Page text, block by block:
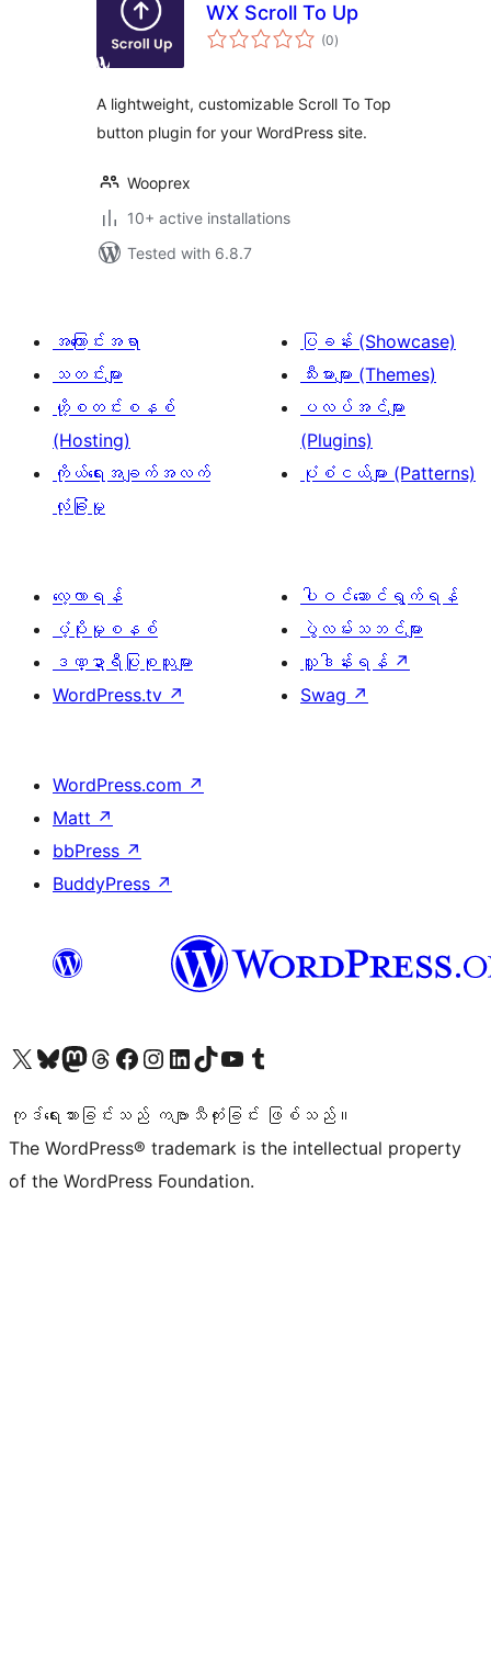
WX Scroll To Up
(0total
ratings
)
A lightweight, customizable Scroll To Top
button plugin for your WordPress site.
Wooprex
10+ active installations
Tested with 6.8.7
အကြောင်းအရာ
သတင်းများ
ဟို့စတင်းစနစ်
(Hosting)
ကိုယ်ရေးအချက်အလက်
လုံခြုံမှု
ပြခန်း (Showcase)
သီးမားများ (Themes)
ပလပ်အင်များ
(Plugins)
ပုံစံငယ်များ (Patterns)
လေ့လာရန်
ပံ့ပိုးမှုစနစ်
ဒဏ္ဍာရီပြုစုသူများ
WordPress.tv ↗
ပါဝင်ဆောင်ရွက်ရန်
ပွဲလမ်းသဘင်များ
လှူဒါန်းရန် ↗
Swag ↗
WordPress.com ↗
Matt ↗
bbPress ↗
BuddyPress ↗
ကျွန်ုပ်တို့၏ X (ယခင် Twitter) အကောင့်သို့ သွားရောက်ကြည့်ရှုပါကျွန်ုပ်တို့၏ Bluesky အကောင့်သို့ ဝင်ရောက်ကြည့်ရှုရန်
ကျွန်ုပ်တို့၏ Mastodon အကောင့်သို့ သွားရောက်ကြည့်ရှုပါကျွန်ုပ်တို့၏ Threads အကောင့်သို့ ဝင်ရောက်ကြည့်ရှုရန်
ကျွန်ုပ်တို့၏ Facebook စာမျက်နှာသို့ သွားရောက်ကြည့်ရှုပါကျွန်ုပ်တို့၏ Instagram အကောင့်သို့ သွားရောက်ကြည့်ရှုပါ ကျွန်ုပ်တို့၏ LinkedIn အကောင့်သို့ သွားရောက်ကြည့်ရှုပါကျွန်ုပ်တို့၏ TikTok အကောင့်သို့ ဝင်ရောက်ကြည့်ရှုရန်
ကျွန်ုပ်တို့၏ YouTube ချန်နယ်သို့ သွားရောက်ကြည့်ရှုပါ ကျွန်ုပ်တို့၏ Tumblr အကောင့်သို့ ဝင်ရောက်ကြည့်ရှုရန်
ကုဒ်ရေးသားခြင်းသည် ကဗျာသီကုံးခြင်း ဖြစ်သည်။
The WordPress® trademark is the intellectual property
of the WordPress Foundation.